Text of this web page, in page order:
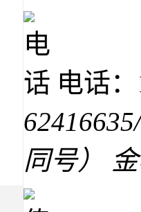
电话
同号）